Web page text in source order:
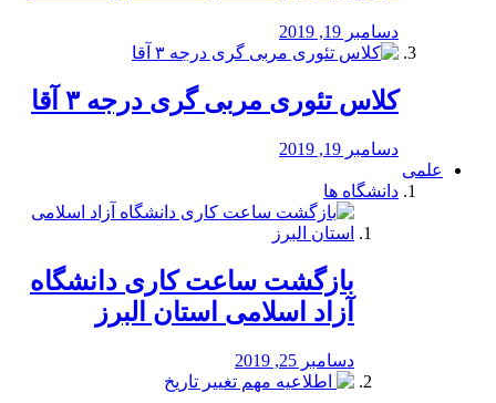
دسامبر 19, 2019
کلاس تئوری مربی گری درجه ۳ آقا
دسامبر 19, 2019
علمی
دانشگاه ها
بازگشت ساعت کاری دانشگاه
آزاد اسلامی استان البرز
دسامبر 25, 2019